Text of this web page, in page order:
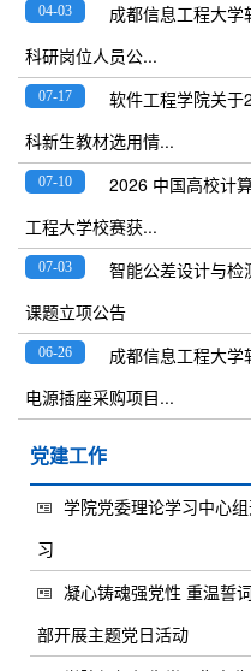
04-03
成都信息工程大
科研岗位人员公...
07-17
软件工程学院关
科新生教材选用情...
07-10
2026 中国高校计
工程大学校赛获...
07-03
智能公差设计与
课题立项公告
06-26
成都信息工程大学
电源插座采购项目...
党建工作
学院党委理论学习中心
习
凝心铸魂强党性 重温
部开展主题党日活动